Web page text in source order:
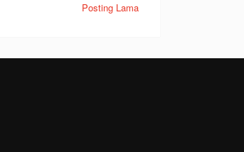
Posting Lama